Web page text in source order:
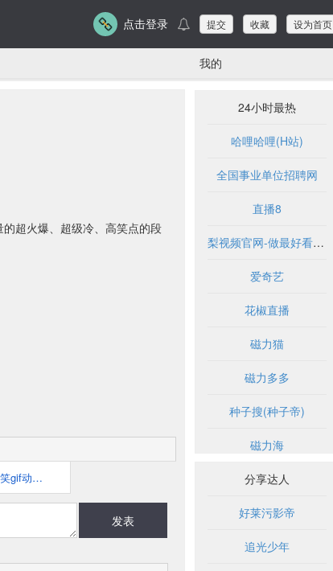
点击登录 提交 收藏 设为首页
我的
超火爆、超级冷、高笑点的段
搞笑gif动态图片大全
发表
24小时最热
哈哩哈哩(H站)
全国事业单位招聘网
直播8
梨视频官网-做最好看的资讯短视频-Pear Video
爱奇艺
花椒直播
磁力猫
磁力多多
种子搜(种子帝)
磁力海
分享达人
好莱污影帝
追光少年